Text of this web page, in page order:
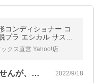
コンディショナー コ
プラ エシカル サステ
ザ・バー ソ
雑誌紹介
クス直営 Yahoo!店
６０代後半だからかもしれませんが、シャ… 2022/9/18